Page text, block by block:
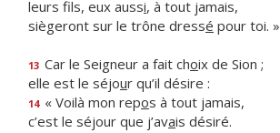
leurs fils, eux aussi, à tout jamais,
siègeront sur le trône dressé pour toi. »
13 Car le Seigneur a fait choix de Sion ;
elle est le séjour qu’il désire :
14 « Voilà mon repos à tout jamais,
c’est le séjour que j’avais désiré.